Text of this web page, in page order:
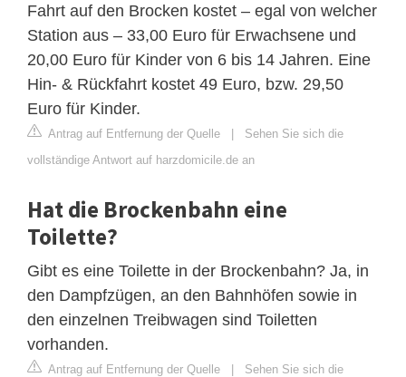
Fahrt auf den Brocken kostet – egal von welcher
Station aus – 33,00 Euro für Erwachsene und
20,00 Euro für Kinder von 6 bis 14 Jahren. Eine
Hin- & Rückfahrt kostet 49 Euro, bzw. 29,50
Euro für Kinder.
Antrag auf Entfernung der Quelle | Sehen Sie sich die
vollständige Antwort auf harzdomicile.de an
Hat die Brockenbahn eine
Toilette?
Gibt es eine Toilette in der Brockenbahn? Ja, in
den Dampfzügen, an den Bahnhöfen sowie in
den einzelnen Treibwagen sind Toiletten
vorhanden.
Antrag auf Entfernung der Quelle | Sehen Sie sich die